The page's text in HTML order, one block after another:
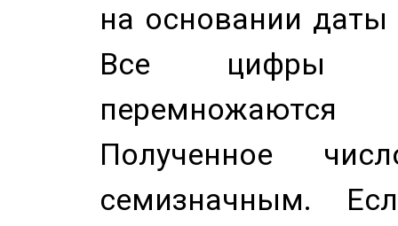
на основании
Все цифры
Полученное
семизначным.